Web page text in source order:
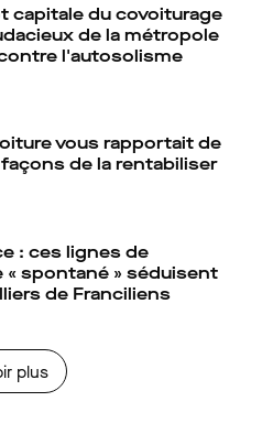
capitale du covoiturage
de la métropole
l'autosolisme
vous rapportait de
façons de la rentabiliser
: ces lignes de
« spontané » séduisent
de Franciliens
plus